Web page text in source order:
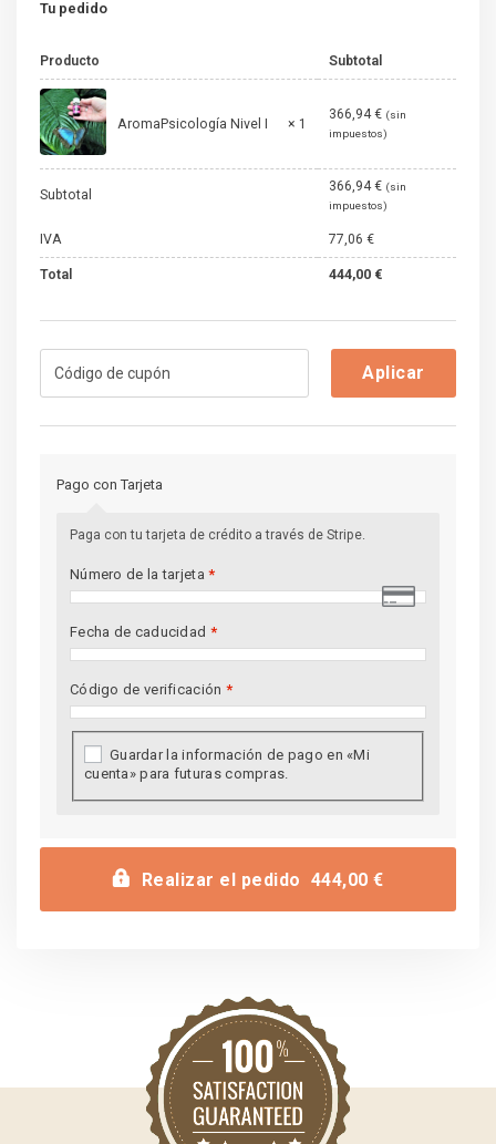
Tu pedido
Producto Subtotal
AromaPsicología Nivel I × 1
366,94€ (sin
impuestos)
Subtotal
366,94€ (sin
impuestos)
IVA 77,06 €
Total 444,00 €
Aplicar
Pago con Tarjeta
Paga con tu tarjeta de crédito a través de Stripe.
Número de la tarjeta*
Fecha de caducidad *
Código de verificación *
Guardar la información de pago en «Mi
cuenta» para futuras compras.
Realizar el pedido 444,00 €